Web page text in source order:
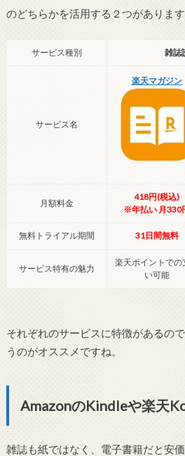
のどちらかを活用する２つがあります
サービス種別 雑誌
サービス名
楽天マガジン
月額料金
418円(税込)
※年払い 月330
無料トライアル期間 31日間無料
サービス特有の魅力
楽天ポイントでの
い可能
それぞれのサービスに特徴があるの
うのがオススメですね。
AmazonのKindleや楽天
雑誌も紙ではなく、電子書籍だと安